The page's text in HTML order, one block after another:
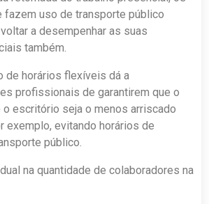
fazem uso de transporte público
a desempenhar as suas
também.
de horários flexíveis dá a
profissionais de garantirem que o
o escritório seja o menos arriscado
exemplo, evitando horários de
público.
na quantidade de colaboradores na